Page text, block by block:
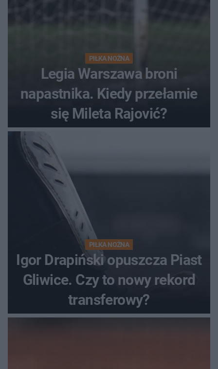
PIŁKA NOŻNA
Legia Warszawa broni
napastnika. Kiedy przełamie
się Mileta Rajović?
PIŁKA NOŻNA
Igor Drapiński opuszcza Piast
Gliwice. Czy to nowy rekord
transferowy?